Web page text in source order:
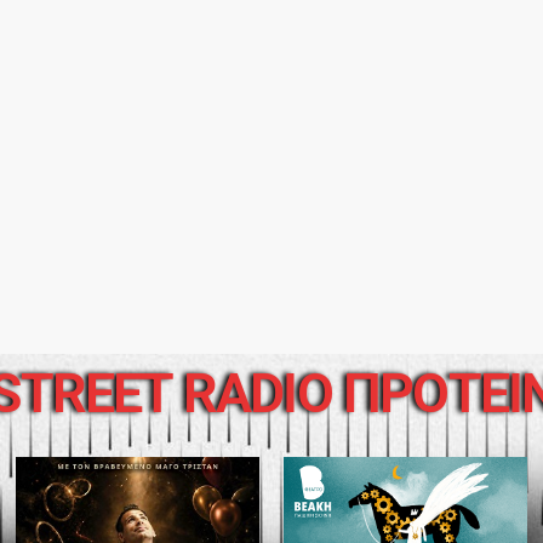
RADIO